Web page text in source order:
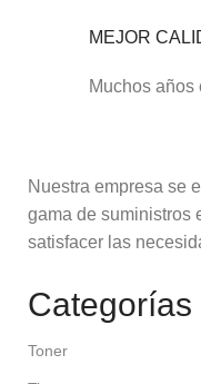
MEJOR
Muchos años
Nuestra empresa se
gama de suministros
satisfacer las
Categorías
Toner